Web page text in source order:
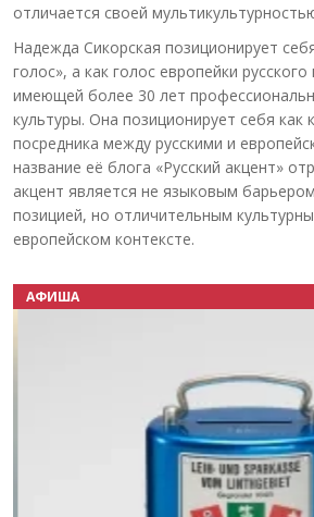
отличается своей
Надежда Сикорская позиционирует
голос», а как голос европейки
имеющей более 30 лет
культуры. Она позиционирует себя как
посредника между русскими и
название её блога «Русский акцент»
акцент является не языковым
позицией, но отличительным
европейском контексте.
АФИША